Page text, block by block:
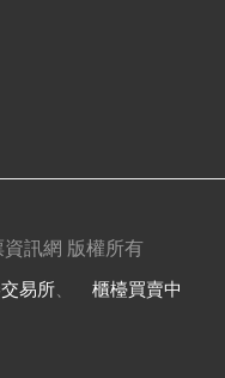
訊網 版權所有
易所
櫃檯買賣中